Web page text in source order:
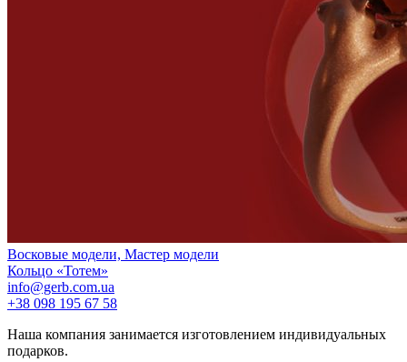
Восковые модели, Мастер модели
Кольцо «Тотем»
info@gerb.com.ua
+38 098 195 67 58
Наша компания занимается изготовлением индивидуальных
подарков.